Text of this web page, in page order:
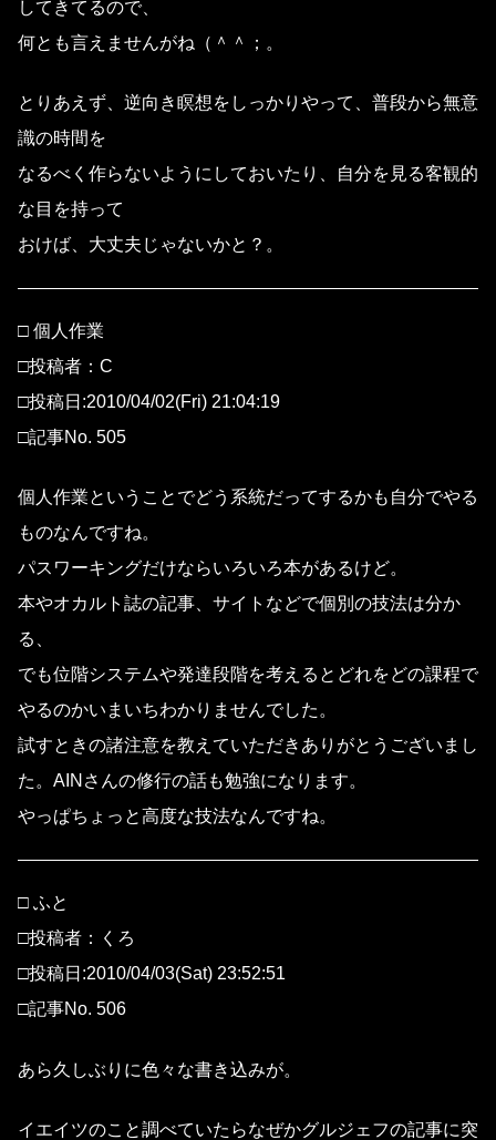
してきてるので、
何とも言えませんがね（＾＾；。
とりあえず、逆向き瞑想をしっかりやって、普段から無意
識の時間を
なるべく作らないようにしておいたり、自分を見る客観的
な目を持って
おけば、大丈夫じゃないかと？。
□ 個人作業
□投稿者：C
□投稿日:2010/04/02(Fri) 21:04:19
□記事No. 505
個人作業ということでどう系統だってするかも自分でやる
ものなんですね。
パスワーキングだけならいろいろ本があるけど。
本やオカルト誌の記事、サイトなどで個別の技法は分か
る、
でも位階システムや発達段階を考えるとどれをどの課程で
やるのかいまいちわかりませんでした。
試すときの諸注意を教えていただきありがとうございまし
た。AINさんの修行の話も勉強になります。
やっぱちょっと高度な技法なんですね。
□ ふと
□投稿者：くろ
□投稿日:2010/04/03(Sat) 23:52:51
□記事No. 506
あら久しぶりに色々な書き込みが。
イエイツのこと調べていたらなぜかグルジェフの記事に突